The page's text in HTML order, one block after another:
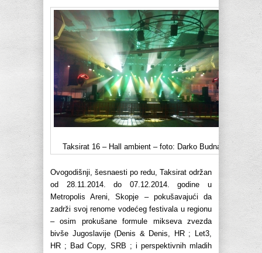
Taksirat 16 – Hall ambient – foto: Darko Budna
Ovogodišnji, šesnaesti po redu, Taksirat održan
od 28.11.2014. do 07.12.2014. godine u
Metropolis Areni, Skopje – pokušavajući da
zadrži svoj renome vodećeg festivala u regionu
– osim prokušane formule mikseva zvezda
bivše Jugoslavije (Denis & Denis, HR ; Let3,
HR ; Bad Copy, SRB ; i perspektivnih mladih